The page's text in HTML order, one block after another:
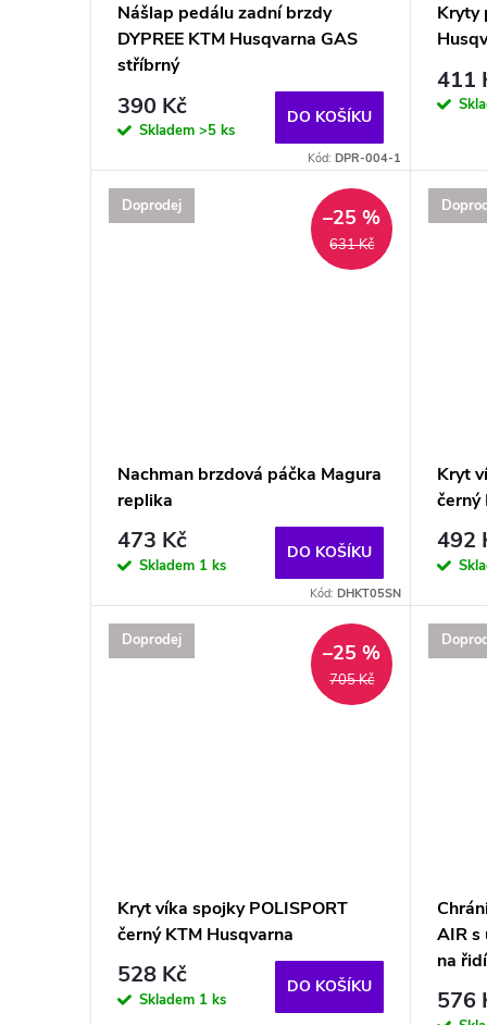
Nášlap pedálu zadní brzdy
DYPREE KTM Husqvarna GAS
stříbrný
390 Kč
Skladem >5 ks
DO KOŠÍKU
Kód:DPR-004-1
Kryty
411
Doprodej
631 Kč
–25 %
Nachman brzdová páčka Magura
replika
473 Kč
Skladem 1 ks
DO KOŠÍKU
Kód:DHKT05SN
Kryt
černý
492
Doprodej
705 Kč
–25 %
Kryt víka spojky POLISPORT
černý KTM Husqvarna
528 Kč
Skladem 1 ks
DO KOŠÍKU
AIR s
na
576